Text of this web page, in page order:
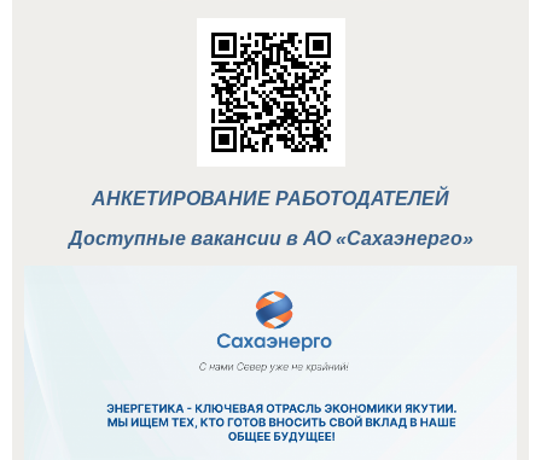
АНКЕТИРОВАНИЕ РАБОТОДАТЕЛЕЙ
Доступные вакансии в АО «Сахаэнерго»